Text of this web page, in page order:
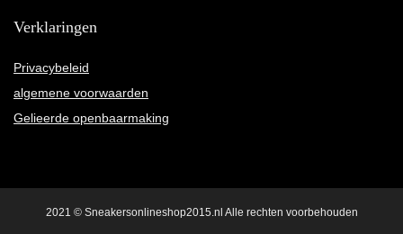
Verklaringen
Privacybeleid
algemene voorwaarden
Gelieerde openbaarmaking
2021 © Sneakersonlineshop2015.nl Alle rechten voorbehouden